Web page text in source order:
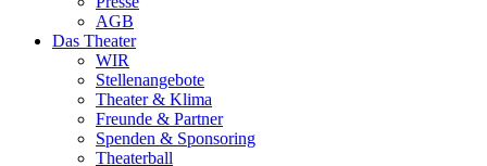
AGB
Das Theater
WIR
Stellenangebote
Theater & Klima
Freunde & Partner
Spenden & Sponsoring
Theaterball